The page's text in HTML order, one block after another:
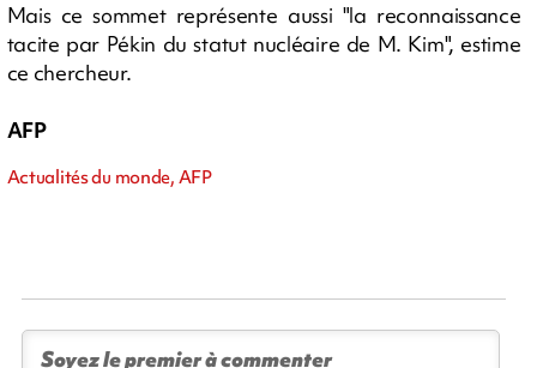
Mais ce sommet représente aussi "la reconnaissance
tacite par Pékin du statut nucléaire de M. Kim", estime
ce chercheur.
AFP
Actualités du monde, AFP